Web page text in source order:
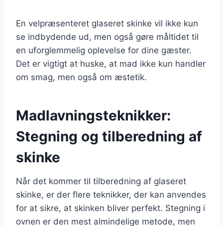
En velpræsenteret glaseret skinke vil ikke kun
se indbydende ud, men også gøre måltidet til
en uforglemmelig oplevelse for dine gæster.
Det er vigtigt at huske, at mad ikke kun handler
om smag, men også om æstetik.
Madlavningsteknikker:
Stegning og tilberedning af
skinke
Når det kommer til tilberedning af glaseret
skinke, er der flere teknikker, der kan anvendes
for at sikre, at skinken bliver perfekt. Stegning i
ovnen er den mest almindelige metode, men